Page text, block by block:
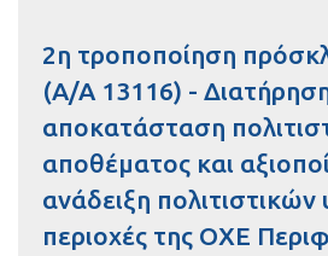
2η τροποποίηση
(A/A 13116) -
αποκατάσταση
αποθέματος και
ανάδειξη
περιοχές της ΟΧΕ